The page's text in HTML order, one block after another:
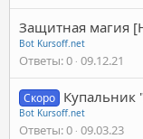
Защитная магия
Bot Kursoff.net
Ответы 0 09.12.21
Скоро Купальник
Bot Kursoff.net
Ответы 0 09.03.23